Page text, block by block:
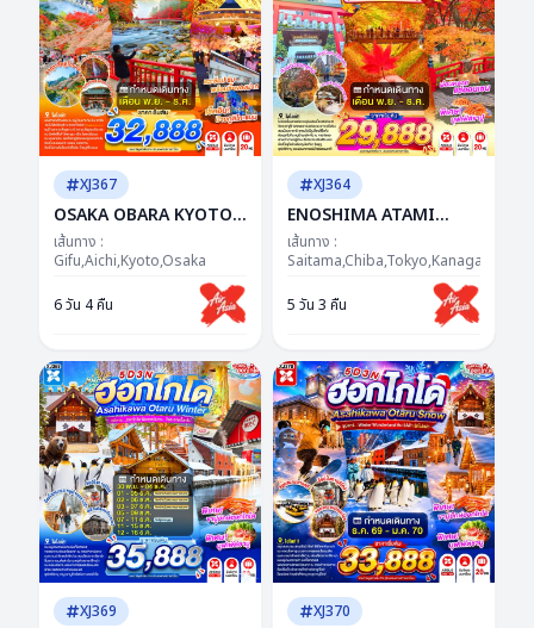
XJ367
OSAKA OBARA KYOTO
MINOH NABANANO
SATO 6D 4N BY XJ --
NOV - DEC'26 -- ซุป
ตาร์...ชมพูเจอแดง...แรง
เส้นทาง :
Gifu,Aichi,Kyoto,Osaka
6 วัน 4 คืน
XJ364
ENOSHIMA ATAMI
TOKYO FUJI AUTUMN
5D 3N BY XJ --- NOV -
DEC'26 -- ซุปตาร์...SUPER
WOW FUJI โมมิจิฟีลกู๊ด
เส้นทาง :
5 วัน 3 คืน
XJ369 XJ370